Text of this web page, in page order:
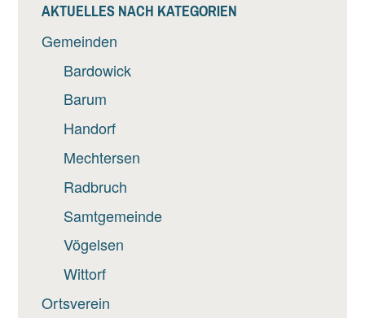
AKTUELLES NACH KATEGORIEN
Gemeinden
Bardowick
Barum
Handorf
Mechtersen
Radbruch
Samtgemeinde
Vögelsen
Wittorf
Ortsverein